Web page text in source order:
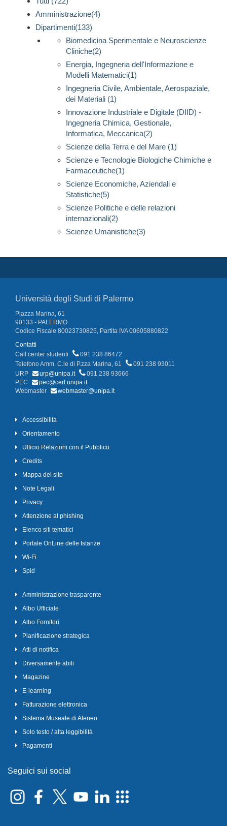
Amministrazione(4)
Dipartimenti(133)
Biomedicina Sperimentale e Neuroscienze
Cliniche(2)
Energia, Ingegneria dell'Informazione e
Modelli Matematici(1)
Ingegneria Civile, Ambientale, Aerospaziale,
dei Materiali (1)
Innovazione Industriale e Digitale (DIID) -
Ingegneria Chimica, Gestionale,
Informatica, Meccanica(2)
Scienze della Terra e del Mare (1)
Scienze e Tecnologie Biologiche Chimiche e
Farmaceutiche(1)
Scienze Economiche, Aziendali e
Statistiche(5)
Scienze Politiche e delle relazioni
internazionali(2)
Scienze Umanistiche(3)
Università degli Studi di Palermo
Piazza Marina, 61
90133 - PALERMO
Codice Fiscale 80023730825, Partita IVA 00605880822
Contatti
Call center studenti
091 238 86472
Telefono Amm. C.le di P.zza Marina, 61
091 238 93011
URP
urp@unipa.it
091 238 93666
PEC
pec@cert.unipa.it
Webmaster
webmaster@unipa.it
Accessibilità
Orientamento
Ufficio Relazioni con il Pubblico
Credits
Mappa del sito
Note Legali
Privacy
Attenzione al phishing
Elenco siti tematici
Portale OnLine delle Istanze
Wi-Fi
Spid
Amministrazione trasparente
Albo Ufficiale
Albo Fornitori
Pianificazione strategica
Atti di notifica
Diversamente abili
Magazine
E-learning
Fatturazione elettronica
Sistema Museale di Ateneo
Solo testo / alta leggibilità
Pagamenti
Seguici sui social